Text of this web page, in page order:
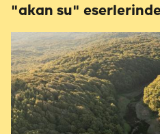
"akan su"